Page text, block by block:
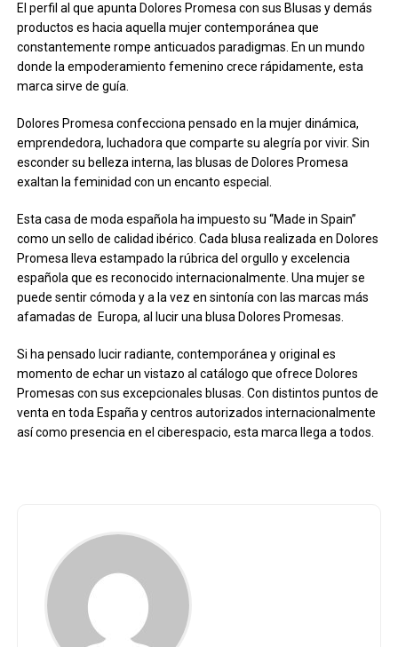
El perfil al que apunta Dolores Promesa con sus Blusas y demás
productos es hacia aquella mujer contemporánea que
constantemente rompe anticuados paradigmas. En un mundo
donde la empoderamiento femenino crece rápidamente, esta
marca sirve de guía.
Dolores Promesa confecciona pensado en la mujer dinámica,
emprendedora, luchadora que comparte su alegría por vivir. Sin
esconder su belleza interna, las blusas de Dolores Promesa
exaltan la feminidad con un encanto especial.
Esta casa de moda española ha impuesto su “Made in Spain”
como un sello de calidad ibérico. Cada blusa realizada en Dolores
Promesa lleva estampado la rúbrica del orgullo y excelencia
española que es reconocido internacionalmente. Una mujer se
puede sentir cómoda y a la vez en sintonía con las marcas más
afamadas de Europa, al lucir una blusa Dolores Promesas.
Si ha pensado lucir radiante, contemporánea y original es
momento de echar un vistazo al catálogo que ofrece Dolores
Promesas con sus excepcionales blusas. Con distintos puntos de
venta en toda España y centros autorizados internacionalmente
así como presencia en el ciberespacio, esta marca llega a todos.